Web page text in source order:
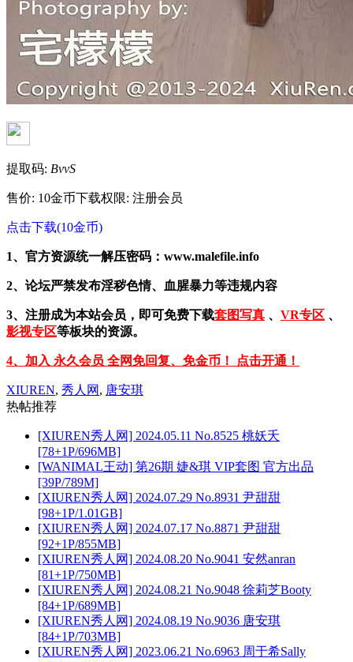
提取码: BvvS
售价: 10金币下载权限: 注册会员
点击下载(10金币)
1、官方资源统一解压密码：www.malefile.info
2、论坛严禁发布淫秽色情、血腥暴力等违规内容
3、注册成为本站会员，即可免费下载套图写真 、 VR专区 、
影视专区等板块的资源。
4、加入 永久会员 全网免回复、免金币！ 点击开通！
XIUREN, 秀人网 , 唐安琪
热帖推荐
[XIUREN秀人网] 2024.05.11 No.8525 桃妖夭
[78+1P/696MB]
[WANIMAL王动] 第26期 婕&琪 VIP套图 官方出品
[39P/789M]
[XIUREN秀人网] 2024.07.29 No.8931 尹甜甜
[98+1P/1.01GB]
[XIUREN秀人网] 2024.07.17 No.8871 尹甜甜
[92+1P/855MB]
[XIUREN秀人网] 2024.08.20 No.9041 安然anran
[81+1P/750MB]
[XIUREN秀人网] 2024.08.21 No.9048 徐莉芝Booty
[84+1P/689MB]
[XIUREN秀人网] 2024.08.19 No.9036 唐安琪
[84+1P/703MB]
[XIUREN秀人网] 2023.06.21 No.6963 周于希Sally